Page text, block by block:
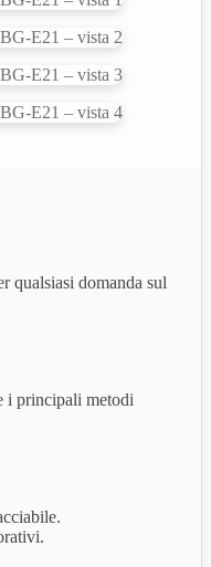
qualsiasi domanda sul
i principali metodi